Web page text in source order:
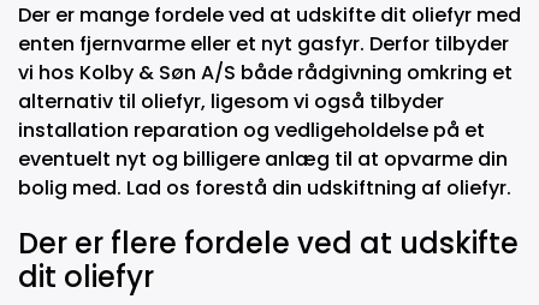
Der er mange fordele ved at udskifte dit oliefyr med
enten fjernvarme eller et nyt gasfyr. Derfor tilbyder
vi hos Kolby & Søn A/S både rådgivning omkring et
alternativ til oliefyr, ligesom vi også tilbyder
installation reparation og vedligeholdelse på et
eventuelt nyt og billigere anlæg til at opvarme din
bolig med. Lad os forestå din udskiftning af oliefyr.
Der er flere fordele ved at udskifte
dit oliefyr